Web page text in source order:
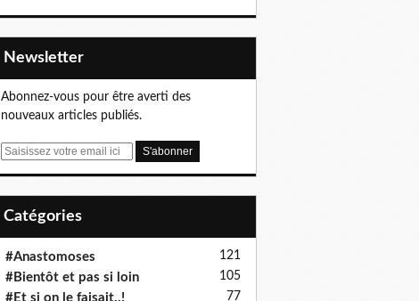
Newsletter
Abonnez-vous pour être averti des
nouveaux articles publiés.
E
Catégories
#Anastomoses 121
#Bientôt et pas si loin 105
#Et si on le faisait..! 77